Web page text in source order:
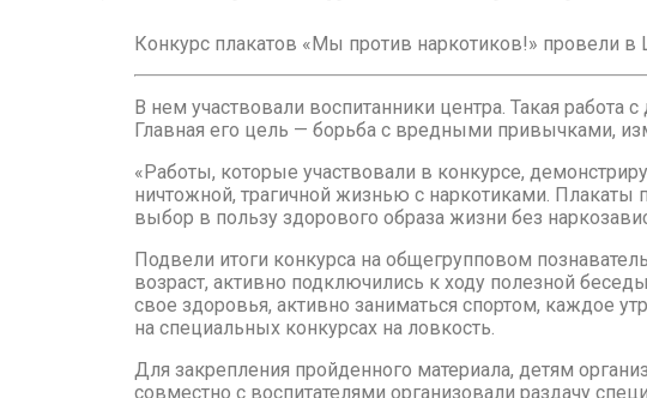
Конкурс плакатов «Мы против наркотиков!» провели
В нем участвовали воспитанники центра. Такая работа
Главная его цель — борьба с вредными привычками,
«Работы, которые участвовали в конкурсе,
ничтожной, трагичной жизнью с наркотиками.
выбор в пользу здорового образа жизни без
Подвели итоги конкурса на общегрупповом
возраст, активно подключились к ходу полезной
свое здоровья, активно заниматься спортом, каждое
на специальных конкурсах на ловкость.
Для закрепления пройденного материала, детям
совместно с воспитателями организовали раздачу